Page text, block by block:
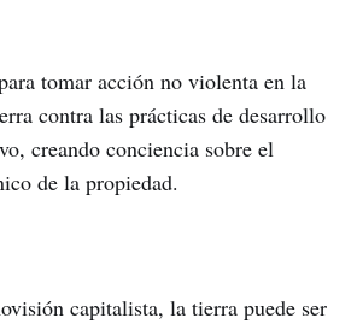
tomar acción no violenta en la
contra las prácticas de desarrollo
creando conciencia sobre el
de la propiedad.
capitalista, la tierra puede ser